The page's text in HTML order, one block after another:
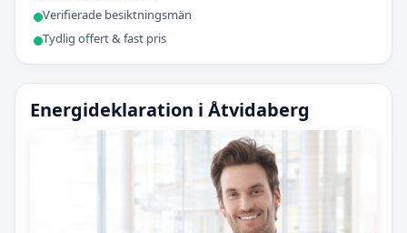
Verifierade besiktningsmän
Tydlig offert & fast pris
Energideklaration i Åtvidaberg